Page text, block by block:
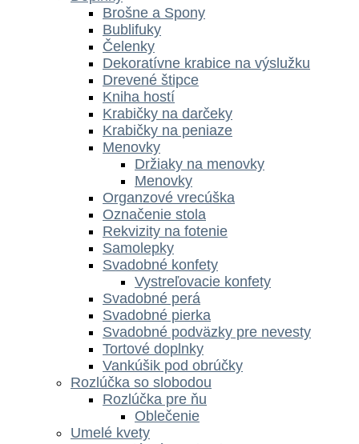
Brošne a Spony
Bublifuky
Čelenky
Dekoratívne krabice na výslužku
Drevené štipce
Kniha hostí
Krabičky na darčeky
Krabičky na peniaze
Menovky
Držiaky na menovky
Menovky
Organzové vrecúška
Označenie stola
Rekvizity na fotenie
Samolepky
Svadobné konfety
Vystreľovacie konfety
Svadobné perá
Svadobné pierka
Svadobné podväzky pre nevesty
Tortové doplnky
Vankúšik pod obrúčky
Rozlúčka so slobodou
Rozlúčka pre ňu
Oblečenie
Umelé kvety